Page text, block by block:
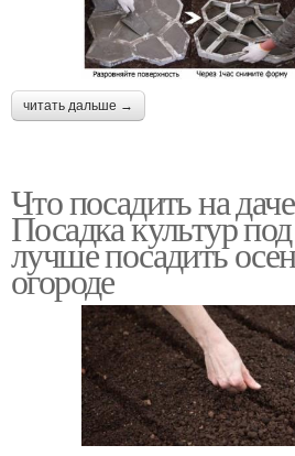
читать дальше →
Что посадить на
Посадка культур
лучше посадить
огороде